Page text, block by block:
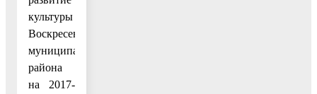
культуры
Воскресенского
муниципального
района
на 2017-